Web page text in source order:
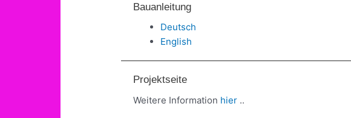
Bauanleitung
Deutsch
English
Projektseite
Weitere Information hier ..